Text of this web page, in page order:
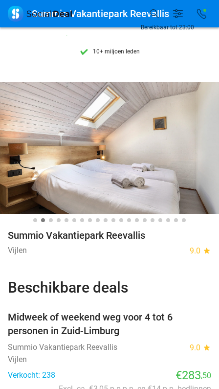
7 dagen per week beschikbaar
7 dagen per week beschikbaar
10+ miljoen leden
Bereikbaar tot 23:00
 Summio Vakantiepark Reevallis
Summio Vakantiepark Reevallis
Vijlen 9.0 star
Beschikbare deals
Midweek of weekend weg voor 4 tot 6
personen in Zuid-Limburg
Summio Vakantiepark Reevallis 9.0 star
Vijlen
Verkocht: 238
€283,50